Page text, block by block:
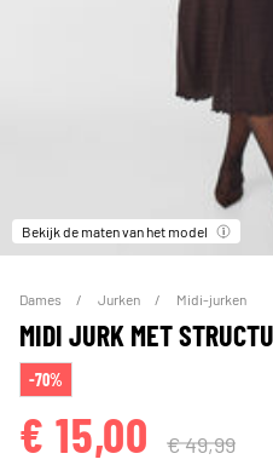
Bekijk de maten van het model
Dames Jurken Midi-jurken
MIDI JURK MET
-70%
€ 15,00 € 49,99